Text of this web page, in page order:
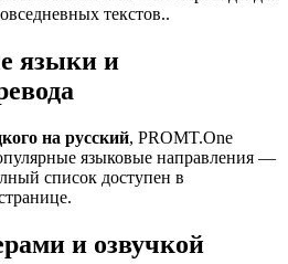
текстов..
языки и
на русский, PROMT.One
языковые направления —
список доступен в
и озвучкой